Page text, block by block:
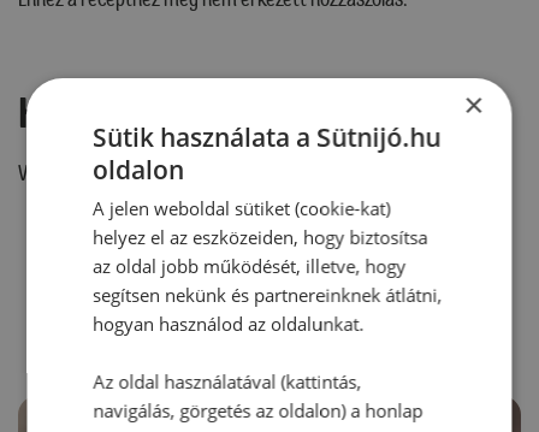
Hozzászólás írása
Vélemény írásához, kérjük,
RECEPTAJÁNLÓ
×
Sütik használata a Sütnijó.hu
oldalon
A jelen weboldal sütiket (cookie-kat)
helyez el az eszközeiden, hogy biztosítsa
az oldal jobb működését, illetve, hogy
segítsen nekünk és partnereinknek átlátni,
hogyan használod az oldalunkat.
Az oldal használatával (kattintás,
navigálás, görgetés az oldalon) a honlap